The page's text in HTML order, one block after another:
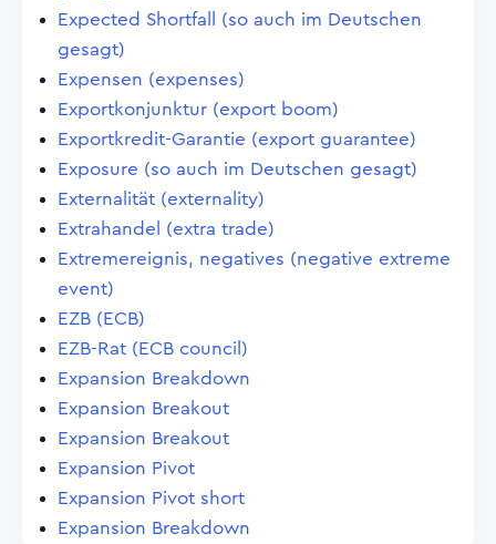
Expected Shortfall (so auch im Deutschen
gesagt)
Expensen (expenses)
Exportkonjunktur (export boom)
Exportkredit-Garantie (export guarantee)
Exposure (so auch im Deutschen gesagt)
Externalität (externality)
Extrahandel (extra trade)
Extremereignis, negatives (negative extreme
event)
EZB (ECB)
EZB-Rat (ECB council)
Expansion Breakdown
Expansion Breakout
Expansion Breakout
Expansion Pivot
Expansion Pivot short
Expansion Breakdown